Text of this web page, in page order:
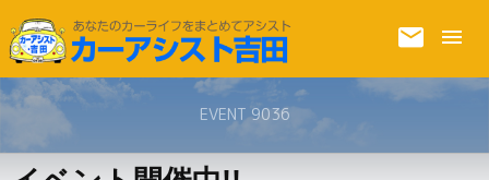
EVENT 9036